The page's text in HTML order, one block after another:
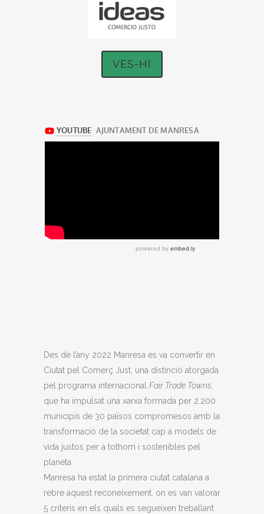
VES-HI
Des de l’any 2022 Manresa es va convertir en
Ciutat pel Comerç Just, una distinció atorgada
pel programa internacional Fair Trade Towns
que ha impulsat una xarxa formada per 2.200
municipis de 30 països compromesos amb la
transformació de la societat cap a models de
vida justos per a tothom i sostenibles pel
planeta.
Manresa ha estat la primera ciutat catalana a
rebre aquest reconeixement, on es van valorar
5 criteris en els quals es segueixen treballant